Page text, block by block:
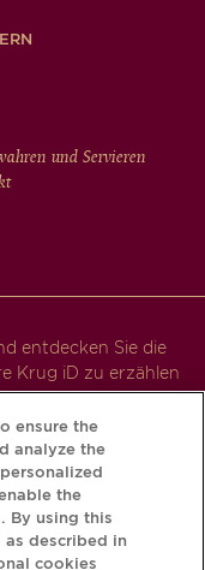
und Servieren
entdecken Sie die
Krug iD zu erzählen
ensure the
analyze the
the
By using this
described in
cookies